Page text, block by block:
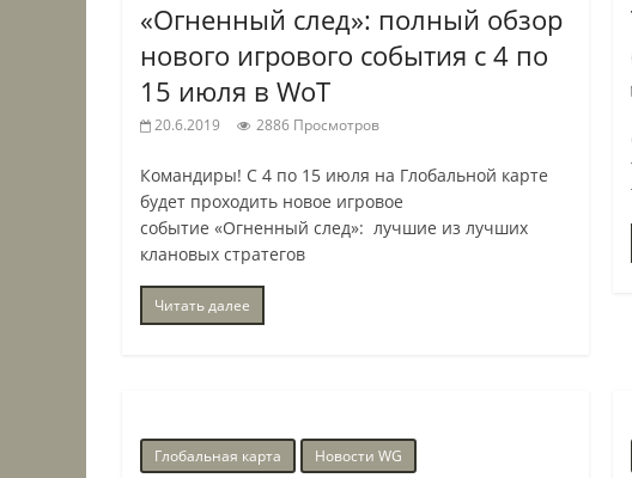
«Огненный след»: полный обзор
нового игрового события с 4 по
15 июля в WoT
20.6.2019 2886 Просмотров
Командиры! С 4 по 15 июля на Глобальной карте
будет проходить новое игровое
событие «Огненный след»: лучшие из лучших
клановых стратегов
Читать далее
Глобальная карта Новости WG